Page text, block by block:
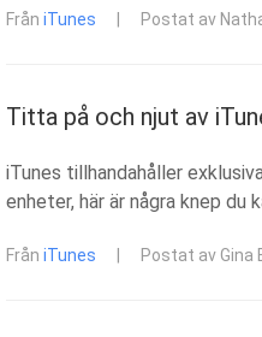
Från iTunes Postat av
Titta på och njut av
iTunes tillhandahåller
enheter, här är några knep du
Från iTunes Postat av Gina